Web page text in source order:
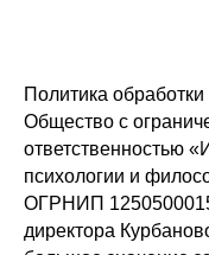
Политика
Общество с
ответственностью
психологии и
ОГРНИП
директора